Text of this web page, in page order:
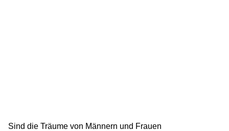
Sind die Träume von Männern und Frauen